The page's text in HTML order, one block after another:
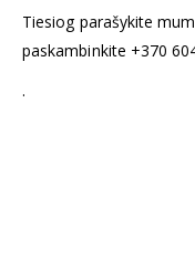
Tiesiog parašykite
paskambinkite +370
.